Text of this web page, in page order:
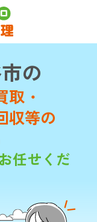
の
取・
収等の
任せくだ